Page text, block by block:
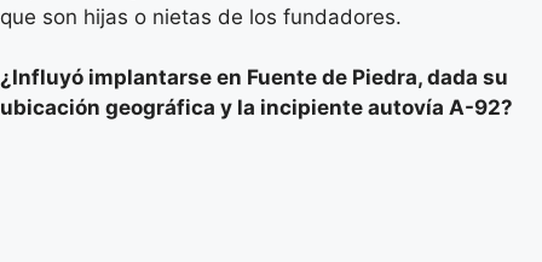
que son hijas o nietas de los fundadores.
¿Influyó implantarse en Fuente de Piedra, dada su
ubicación geográfica y la incipiente autovía A-92?